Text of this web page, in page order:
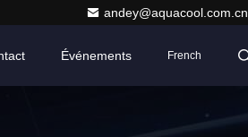
andey@aquacool.com.cn
Événements French